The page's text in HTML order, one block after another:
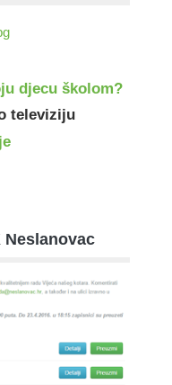
djecu školom?
televiziju